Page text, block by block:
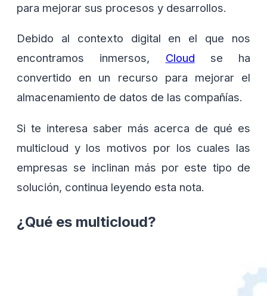
para mejorar sus procesos y desarrollos.
Debido al contexto digital en el que nos
encontramos inmersos, Cloud se ha
convertido en un recurso para mejorar el
almacenamiento de datos de las compañías.
Si te interesa saber más acerca de qué es
multicloud y los motivos por los cuales las
empresas se inclinan más por este tipo de
solución, continua leyendo esta nota.
¿Qué es multicloud?